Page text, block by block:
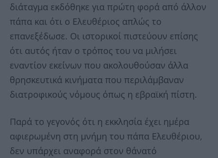
διάταγμα εκδόθηκε για πρώτη φορά από άλλον
πάπα και ότι ο Ελευθέριος απλώς το
επανεξέδωσε. Οι ιστορικοί πιστεύουν επίσης
ότι αυτός ήταν ο τρόπος του να μιλήσει
εναντίον εκείνων που ακολουθούσαν άλλα
θρησκευτικά κινήματα που περιλάμβαναν
διατροφικούς νόμους όπως η εβραϊκή πίστη.
Παρά το γεγονός ότι η εκκλησία έχει ημέρα
αφιερωμένη στη μνήμη του πάπα Ελευθέριου,
δεν υπάρχει αναφορά στον θάνατό